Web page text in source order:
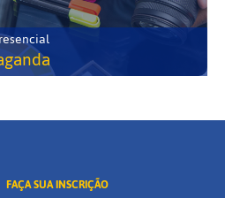
FAÇA SUA INSCRIÇÃO